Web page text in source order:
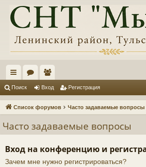
с
ы ум
ол
ьз
ат
ел
и
Поиск Вход Регистрация
Список форумов Часто задаваемые вопросы
Часто задаваемые вопросы
Вход на конференцию и
Зачем мне нужно регистрироваться?